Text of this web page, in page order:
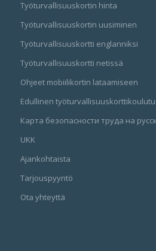
Työturvallisuuskortin hinta
Työturvallisuuskortin uusiminen
Työturvallisuuskortti englanniksi
Työturvallisuuskortti netissä
Ohjeet mobiilikortin lataamiseen
Edullinen
Карта безопасности труда на
UKK
Ajankohtaista
Tarjouspyyntö
Ota yhteyttä